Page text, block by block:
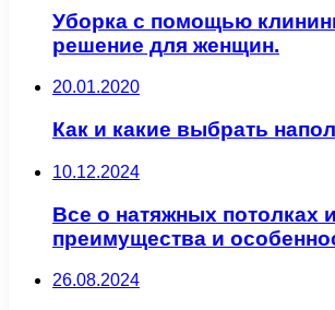
Уборка с помощью
решение для женщин.
20.01.2020
Как и какие выбрать
10.12.2024
Все о натяжных потолках
преимущества и
26.08.2024